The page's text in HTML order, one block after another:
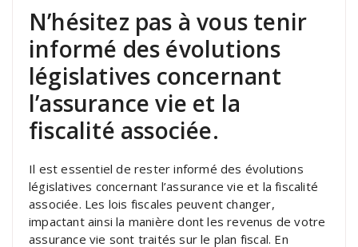
N’hésitez pas à vous tenir
informé des évolutions
législatives concernant
l’assurance vie et la
fiscalité associée.
Il est essentiel de rester informé des évolutions
législatives concernant l’assurance vie et la fiscalité
associée. Les lois fiscales peuvent changer,
impactant ainsi la manière dont les revenus de votre
assurance vie sont traités sur le plan fiscal. En